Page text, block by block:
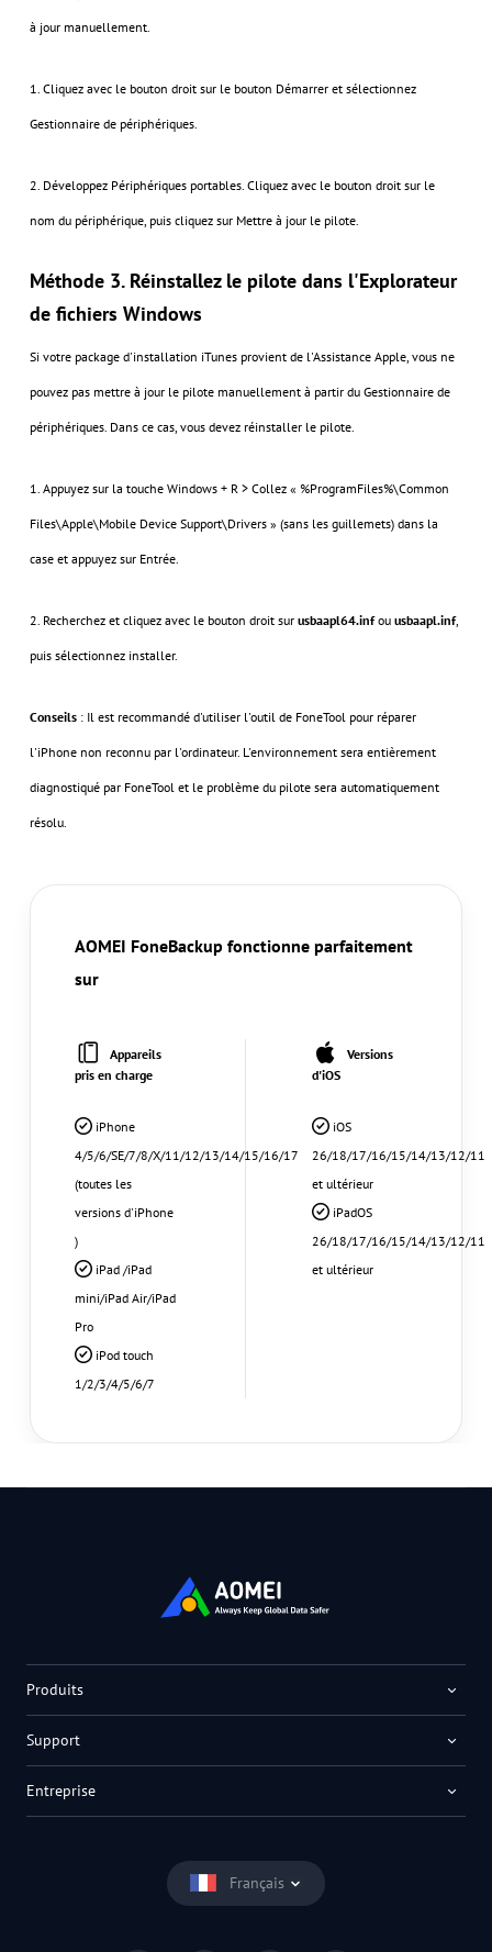
à jour manuellement.
1. Cliquez avec le bouton droit sur le bouton Démarrer et sélectionnez
Gestionnaire de périphériques.
2. Développez Périphériques portables. Cliquez avec le bouton droit sur le
nom du périphérique, puis cliquez sur Mettre à jour le pilote.
Méthode 3. Réinstallez le pilote dans l'Explorateur
de fichiers Windows
Si votre package d'installation iTunes provient de l'Assistance Apple, vous ne
pouvez pas mettre à jour le pilote manuellement à partir du Gestionnaire de
périphériques. Dans ce cas, vous devez réinstaller le pilote.
1. Appuyez sur la touche Windows + R > Collez « %ProgramFiles%\Common
Files\Apple\Mobile Device Support\Drivers » (sans les guillemets) dans la
case et appuyez sur Entrée.
2. Recherchez et cliquez avec le bouton droit sur usbaapl64.infou usbaapl.inf,
puis sélectionnez installer.
Conseils: Il est recommandé d'utiliser l'outil de FoneTool pour réparer
l'iPhone non reconnu par l'ordinateur. L'environnement sera entièrement
diagnostiqué par FoneTool et le problème du pilote sera automatiquement
résolu.
AOMEI FoneBackup fonctionne parfaitement
sur
Appareils
pris en charge
iPhone
4/5/6/SE/7/8/X/11/12/13/14/15/16/17
(toutes les
versions d'iPhone
)
iPad /iPad
mini/iPad Air/iPad
Pro
iPod touch
1/2/3/4/5/6/7
Versions
d'iOS
iOS
26/18/17/16/15/14/13/12/11
et ultérieur
iPadOS
26/18/17/16/15/14/13/12/11
et ultérieur
Français
Produits
Support
Entreprise